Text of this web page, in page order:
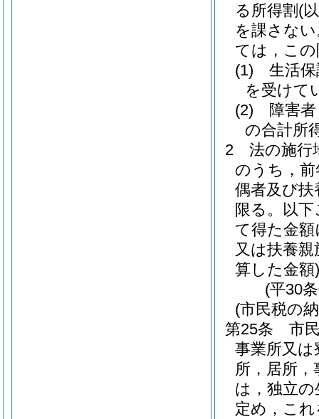
る所得割 (
を課さな
ては，こ
(1)
生活
を受けて
(2)
障害
の合計所
2
法の施行
のうち，
偶者及び扶
限る。以
て得た金
又は扶養
算した金額)
(平30
(市民税の
第25条
市
事業所又
所，居所
は，独立
定め，こ